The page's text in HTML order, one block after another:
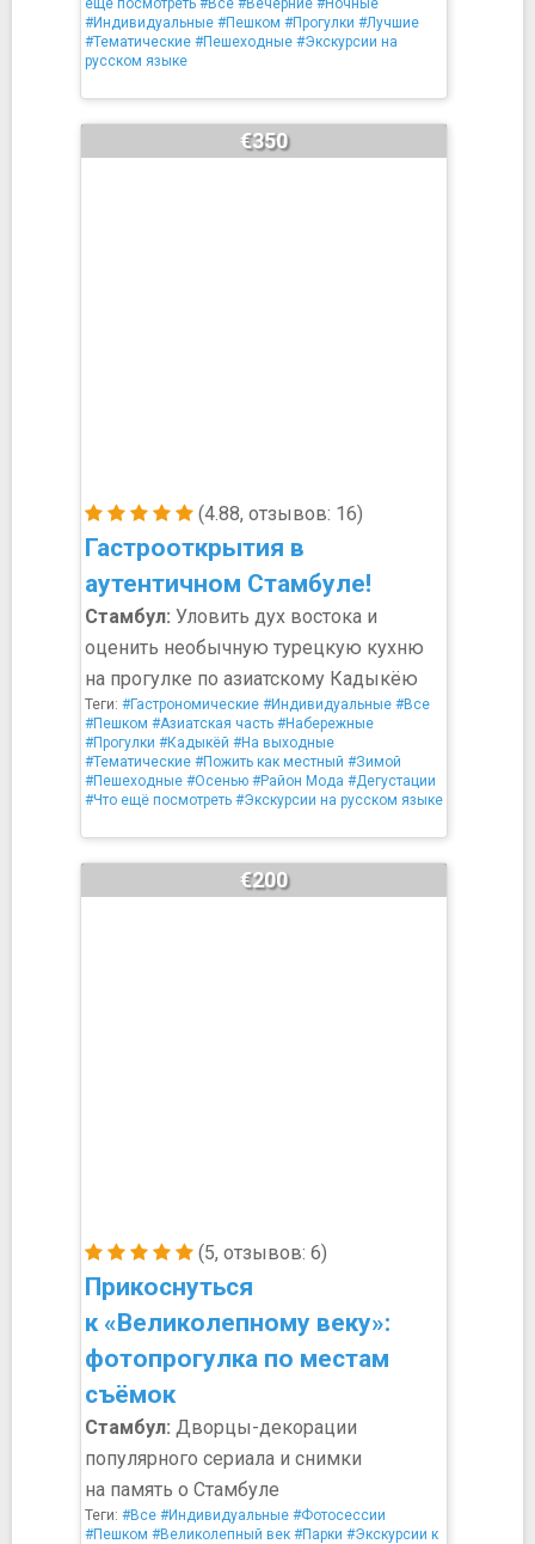
ещё посмотреть #Все #Вечерние #Ночные
#Индивидуальные #Пешком #Прогулки #Лучшие
#Тематические #Пешеходные #Экскурсии на
русском языке
(4.88, отзывов: 16)
Гастрооткрытия в
аутентичном Стамбуле!
€350
Стамбул: Уловить дух востока и
оценить необычную турецкую кухню
на прогулке по азиатскому Кадыкёю
Теги: #Гастрономические #Индивидуальные #Все
#Пешком #Азиатская часть #Набережные
#Прогулки #Кадыкёй #На выходные
#Тематические #Пожить как местный #Зимой
#Пешеходные #Осенью #Район Мода #Дегустации
#Что ещё посмотреть #Экскурсии на русском языке
(5, отзывов: 6)
Прикоснуться
к «Великолепному веку»:
фотопрогулка по местам
съёмок
€200
Стамбул: Дворцы-декорации
популярного сериала и снимки
на память о Стамбуле
Теги: #Все #Индивидуальные #Фотосессии
#Пешком #Великолепный век #Парки #Экскурсии к